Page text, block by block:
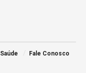
Saúde Fale Conosco